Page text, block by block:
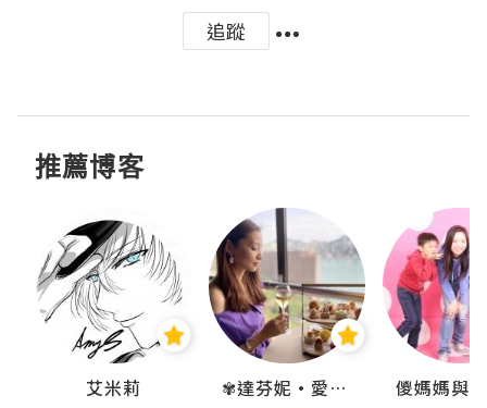
追蹤
推薦博客
艾米莉 ✾達芬妮•愛孩子•愛生活✾